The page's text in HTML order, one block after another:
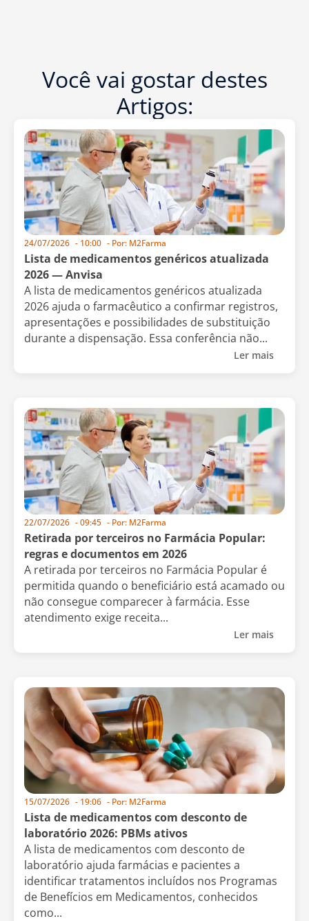
Você vai gostar destes
Artigos:
24/07/2026 - 10:00 - Por: M2Farma
Lista de medicamentos genéricos atualizada
2026 — Anvisa
A lista de medicamentos genéricos atualizada
2026 ajuda o farmacêutico a confirmar registros,
apresentações e possibilidades de substituição
durante a dispensação. Essa conferência não...
Ler mais
22/07/2026 -09:45 - Por: M2Farma
Retirada por terceiros no Farmácia Popular:
regras e documentos em 2026
A retirada por terceiros no Farmácia Popular é
permitida quando o beneficiário está acamado ou
não consegue comparecer à farmácia. Esse
atendimento exige receita...
Ler mais
15/07/2026 - 19:06 - Por: M2Farma
Lista de medicamentos com desconto de
laboratório 2026: PBMs ativos
A lista de medicamentos com desconto de
laboratório ajuda farmácias e pacientes a
identificar tratamentos incluídos nos Programas
de Benefícios em Medicamentos, conhecidos
como...